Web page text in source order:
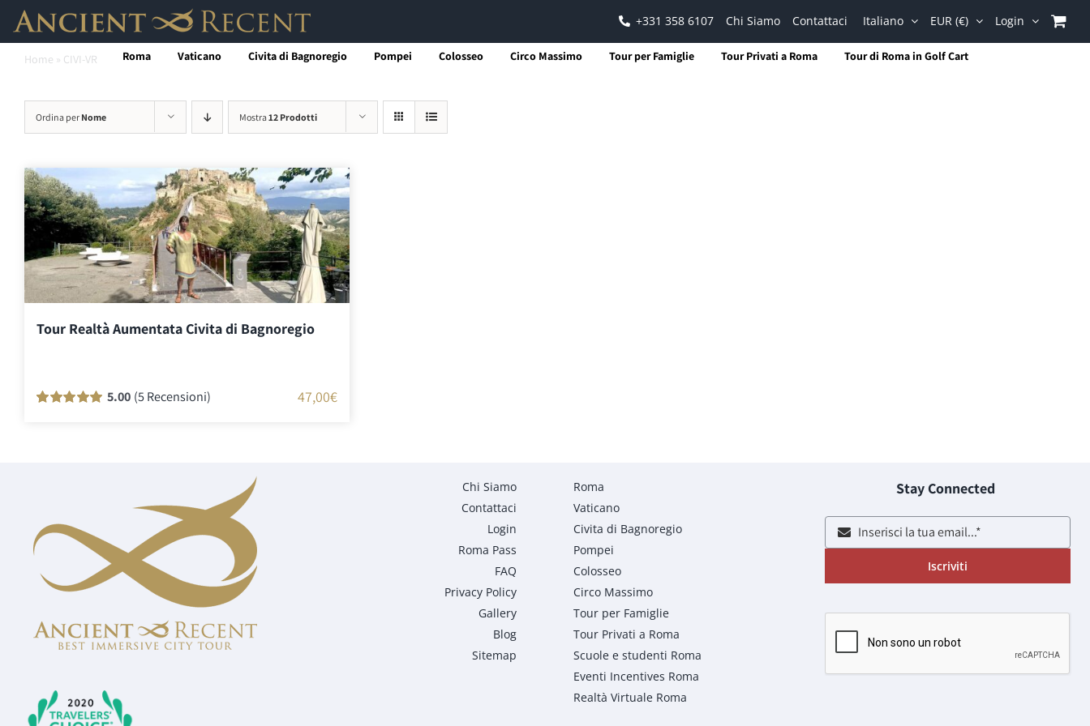
Salta
contenuto
+331 358 6107 Chi Siamo Contattaci Italiano EUR (€) Login
Roma Vaticano Civita di Bagnoregio Pompei Colosseo Circo Massimo Tour per Famiglie Tour Privati a Roma Tour di Roma in Golf Cart
Home » CIVI-VR
Ordina per Nome Mostra12 Prodotti
Tour Realtà Aumentata Civita di Bagnoregio
5.00 (5 Recensioni) 47,00€
Chi Siamo
Contattaci
Login
Roma Pass
FAQ
Privacy Policy
Gallery
Blog
Sitemap
Roma
Vaticano
Civita di Bagnoregio
Pompei
Colosseo
Circo Massimo
Tour per Famiglie
Tour Privati a Roma
Scuole e studenti Roma
Eventi Incentives Roma
Realtà Virtuale Roma
Stay Connected
Iscriviti